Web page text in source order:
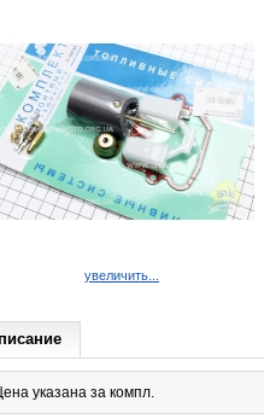
увеличить...
указана за компл.